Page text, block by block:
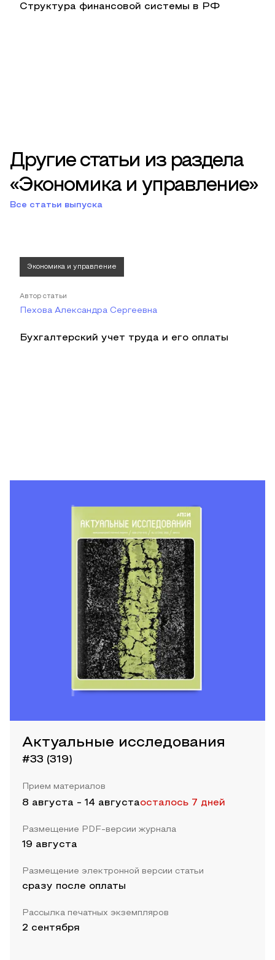
Структура финансовой системы в РФ
Другие статьи из раздела
«Экономика и управление»
Все статьи выпуска
Экономика и управление
Автор статьи
Пехова Александра Сергеевна
Бухгалтерский учет труда и его оплаты
Актуальные исследования
#33 (319)
Прием материалов
8 августа - 14 августаосталось 7 дней
Размещение PDF-версии журнала
19 августа
Размещение электронной версии статьи
сразу после оплаты
Рассылка печатных экземпляров
2 сентября